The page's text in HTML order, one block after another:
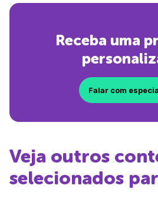
Receba uma
Falar com
Veja outros
selecionados